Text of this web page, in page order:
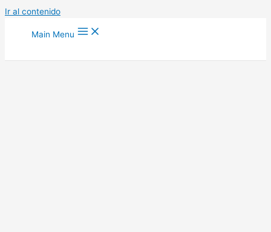
Ir al contenido
Main Menu